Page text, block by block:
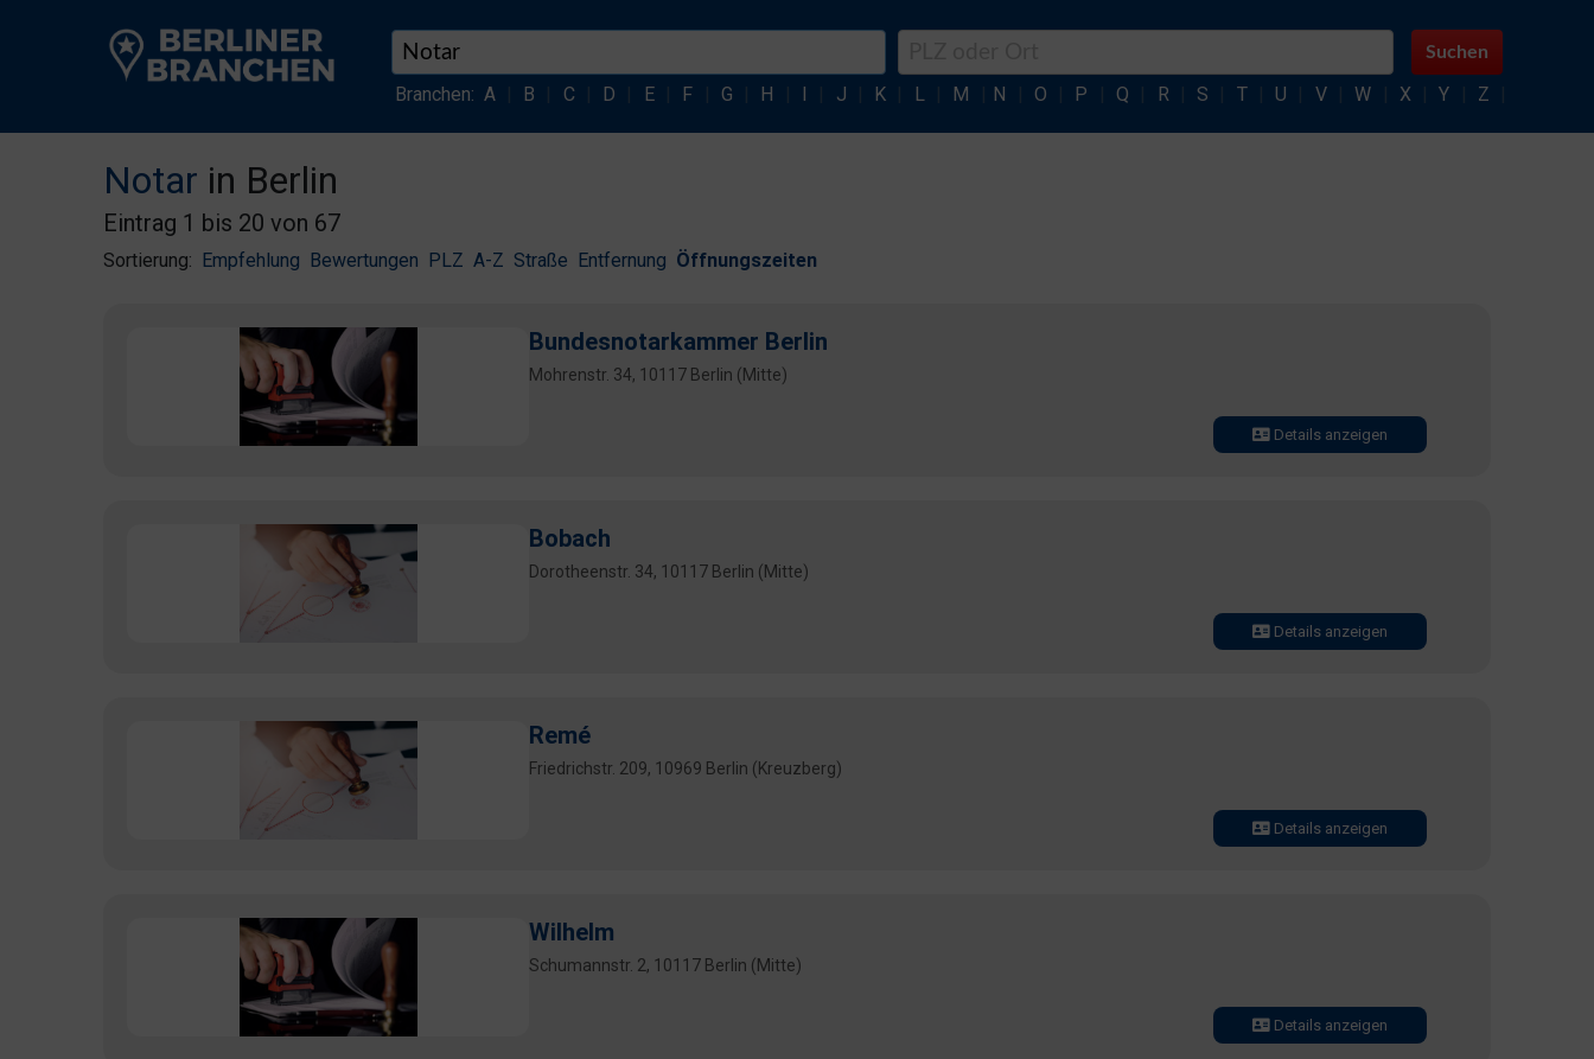
Suchen
Branchen: A B C D E F G H I J K L M N O P Q R S T U V W X Y Z
Notar in Berlin
Eintrag 1 bis 20 von 67
Sortierung: Empfehlung Bewertungen PLZ A-Z Straße Entfernung Öffnungszeiten
Bundesnotarkammer Berlin
Mohrenstr. 34, 10117 Berlin (Mitte)
Details anzeigen
Bobach
Dorotheenstr. 34, 10117 Berlin (Mitte)
Details anzeigen
Remé
Friedrichstr. 209, 10969 Berlin (Kreuzberg)
Details anzeigen
Wilhelm
Schumannstr. 2, 10117 Berlin (Mitte)
Details anzeigen